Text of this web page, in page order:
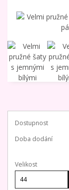
Dostupnost
Doba dodání
Velikost